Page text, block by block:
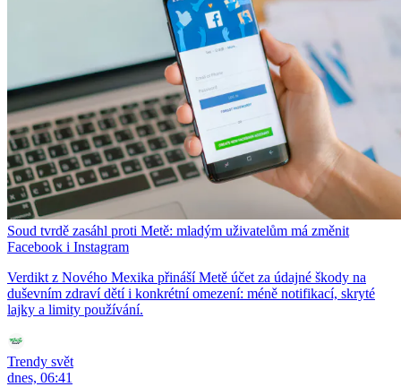
Soud tvrdě zasáhl proti Metě: mladým uživatelům má změnit
Facebook i Instagram
Verdikt z Nového Mexika přináší Metě účet za údajné škody na
duševním zdraví dětí i konkrétní omezení: méně notifikací, skryté
lajky a limity používání.
Trendy svět
dnes, 06:41